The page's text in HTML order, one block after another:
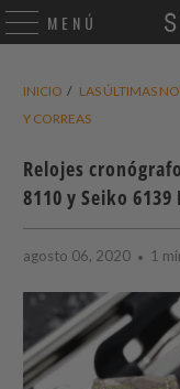
MENÚ
INICIO / LAS ÚLTIMAS
Y CORREAS
Relojes
8110 y Seiko 6139
agosto 06, 2020 1